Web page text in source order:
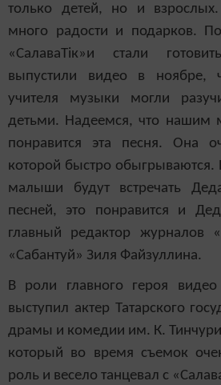
только детей, но и
много радости и подарков.
«СалаваТік»и стали
выпустили видео в ноябре,
учителя музыки могли
детьми. Надеемся, что нашим
понравится эта песня. Она
которой быстро обыгрываются.
малыши будут встречать
песней, это понравится и
главный редактор журналов
«Сабантуй» Зиля Файзуллина.
В роли главного героя
выступил актер Татарского
драмы и комедии им. К.
который во время съемок
роль и весело танцевал с